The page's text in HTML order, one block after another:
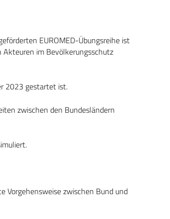
EUROMED-Übungsreihe ist
Akteuren im Bevölkerungsschutz
2023 gestartet ist.
zwischen den Bundesländern
Vorgehensweise zwischen Bund und